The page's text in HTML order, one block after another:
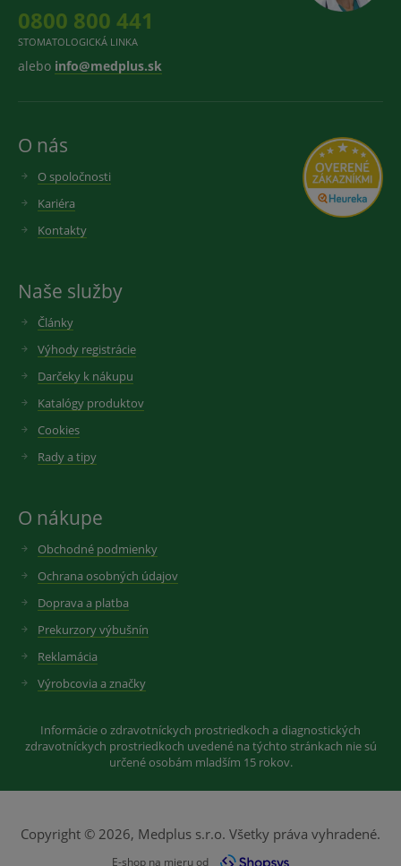
O nás
O spoločnosti
Kariéra
Kontakty
Naše služby
Články
Výhody registrácie
Darčeky k nákupu
Katalógy produktov
Cookies
Rady a tipy
O nákupe
Obchodné podmienky
Ochrana osobných údajov
Doprava a platba
Prekurzory výbušnín
Reklamácia
Výrobcovia a značky
0800 800 441
STOMATOLOGICKÁ LINKA
alebo info@medplus.sk
Informácie o zdravotníckych prostriedkoch a diagnostických
zdravotníckych prostriedkoch uvedené na týchto stránkach nie sú
určené osobám mladším 15 rokov.
Copyright © 2026, Medplus s.r.o. Všetky práva vyhradené.
E-shop na mieru od